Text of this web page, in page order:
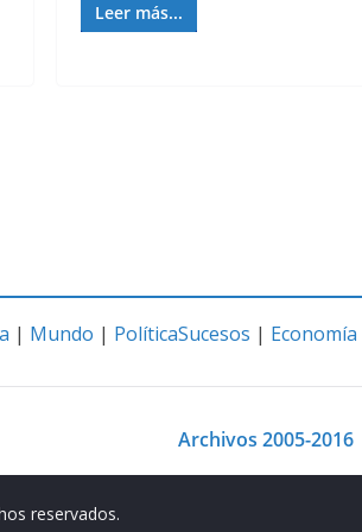
Leer más...
| Mundo | PolíticaSucesos | Economía
Archivos 2005-2016
reservados.